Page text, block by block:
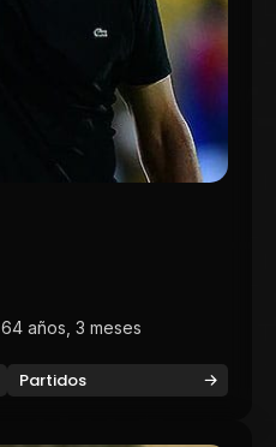
64 años, 3 meses
Partidos